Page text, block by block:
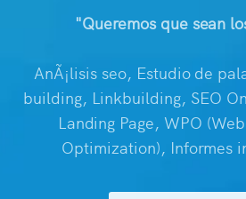
"Queremos que sean
AnÃ¡lisis seo, Estudio de
building, Linkbuilding, SEO
Landing Page, WPO
Optimization), Informes